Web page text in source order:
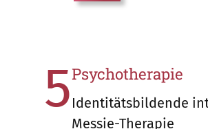
5Psychotherapie
Identitätsbildende
Messie-Therapie